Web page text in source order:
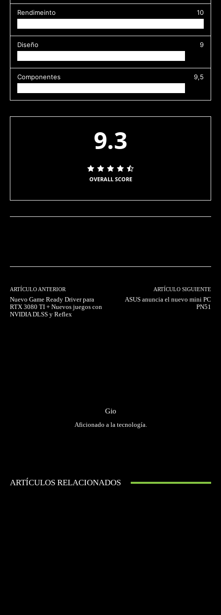
Rendimeinto 10
Diseño 9
Componentes 9,5
9.3
OVERALL SCORE
ARTÍCULO ANTERIOR
Nuevo Game Ready Driver para
RTX 3080 TI + Nuevos juegos con
NVIDIA DLSS y Reflex
ARTÍCULO SIGUIENTE
ASUS anuncia el nuevo mini PC
PN51
Gio
Aficionado a la tecnología.
ARTÍCULOS RELACIONADOS